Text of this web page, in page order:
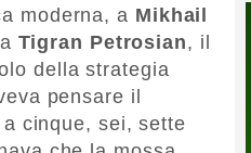
moderna, a Mikhail
Tigran Petrosian, il
della strategia
pensare il
cinque, sei, sette